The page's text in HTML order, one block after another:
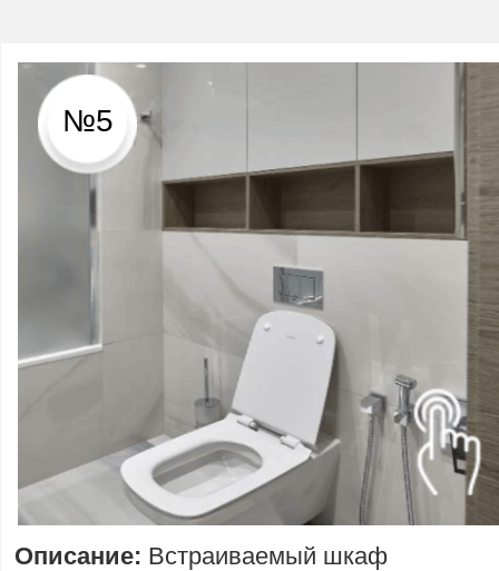
Описание: Встраиваемый шкаф
№5